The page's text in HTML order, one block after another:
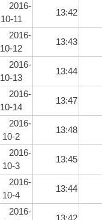
2016-
10-11
13:42
2016-
10-12
13:43
2016-
10-13
13:44
2016-
10-14
13:47
2016-
10-2
13:48
2016-
10-3
13:45
2016-
10-4
13:44
2016-
13:42